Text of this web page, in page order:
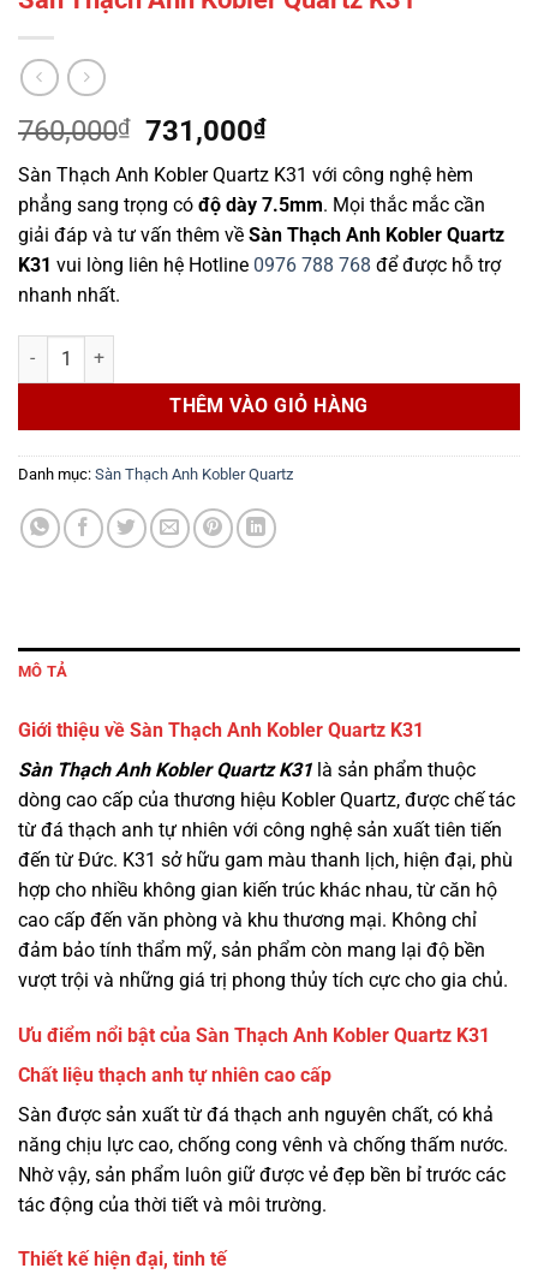
760,000₫
Giá
gốc
là:
760,000₫.
731,000₫Giá
hiện
tại
là:
731,000₫.
Sàn Thạch Anh Kobler Quartz K31 với công nghệ hèm
phẳng sang trọng có độ dày 7.5mm. Mọi thắc mắc cần
giải đáp và tư vấn thêm về Sàn Thạch Anh Kobler Quartz
K31 vui lòng liên hệ Hotline 0976 788 768 để được hỗ trợ
nhanh nhất.
Sàn Thạch Anh Kobler Quartz K31 số lượng
THÊM VÀO GIỎ HÀNG
Danh mục: Sàn Thạch Anh Kobler Quartz
MÔ TẢ
Giới thiệu về Sàn Thạch Anh Kobler Quartz K31
Sàn Thạch Anh Kobler Quartz K31 là sản phẩm thuộc
dòng cao cấp của thương hiệu Kobler Quartz, được chế tác
từ đá thạch anh tự nhiên với công nghệ sản xuất tiên tiến
đến từ Đức. K31 sở hữu gam màu thanh lịch, hiện đại, phù
hợp cho nhiều không gian kiến trúc khác nhau, từ căn hộ
cao cấp đến văn phòng và khu thương mại. Không chỉ
đảm bảo tính thẩm mỹ, sản phẩm còn mang lại độ bền
vượt trội và những giá trị phong thủy tích cực cho gia chủ.
Ưu điểm nổi bật của Sàn Thạch Anh Kobler Quartz K31
Chất liệu thạch anh tự nhiên cao cấp
Sàn được sản xuất từ đá thạch anh nguyên chất, có khả
năng chịu lực cao, chống cong vênh và chống thấm nước.
Nhờ vậy, sản phẩm luôn giữ được vẻ đẹp bền bỉ trước các
tác động của thời tiết và môi trường.
Thiết kế hiện đại, tinh tế